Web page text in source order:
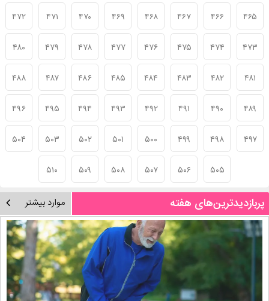
۴۶۵ ۴۶۶ ۴۶۷ ۴۶۸ ۴۶۹ ۴۷۰ ۴۷۱ ۴۷۲
۴۷۳ ۴۷۴ ۴۷۵ ۴۷۶ ۴۷۷ ۴۷۸ ۴۷۹ ۴۸۰
۴۸۱ ۴۸۲ ۴۸۳ ۴۸۴ ۴۸۵ ۴۸۶ ۴۸۷ ۴۸۸
۴۸۹ ۴۹۰ ۴۹۱ ۴۹۲ ۴۹۳ ۴۹۴ ۴۹۵ ۴۹۶
۴۹۷ ۴۹۸ ۴۹۹ ۵۰۰ ۵۰۱ ۵۰۲ ۵۰۳ ۵۰۴
۵۰۵ ۵۰۶ ۵۰۷ ۵۰۸ ۵۰۹ ۵۱۰
پربازدیدترین‌های هفته موارد بیشتر